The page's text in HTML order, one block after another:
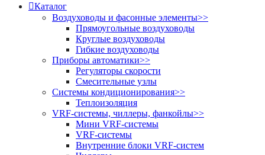
Каталог
Воздуховоды и фасонные элементы>>
Прямоугольные воздуховоды
Круглые воздуховоды
Гибкие воздуховоды
Приборы автоматики>>
Регуляторы скорости
Смесительные узлы
Системы кондиционирования>>
Теплоизоляция
VRF-системы, чиллеры, фанкойлы>>
Мини VRF-системы
VRF-системы
Внутренние блоки VRF-систем